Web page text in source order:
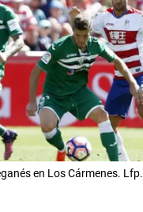
en Los Cármenes. Lfp.